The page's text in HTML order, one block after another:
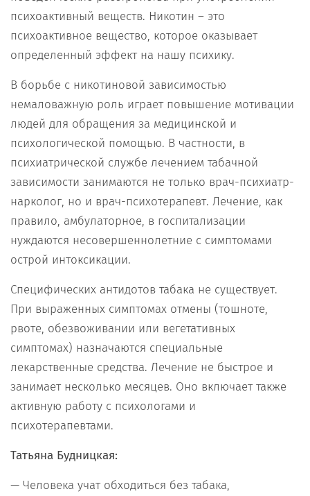
психоактивный веществ. Никотин – это
психоактивное вещество, которое оказывает
определенный эффект на нашу психику.
В борьбе с никотиновой зависимостью
немаловажную роль играет повышение мотивации
людей для обращения за медицинской и
психологической помощью. В частности, в
психиатрической службе лечением табачной
зависимости занимаются не только врач-психиатр-
нарколог, но и врач-психотерапевт. Лечение, как
правило, амбулаторное, в госпитализации
нуждаются несовершеннолетние с симптомами
острой интоксикации.
Специфических антидотов табака не существует.
При выраженных симптомах отмены (тошноте,
рвоте, обезвоживании или вегетативных
симптомах) назначаются специальные
лекарственные средства. Лечение не быстрое и
занимает несколько месяцев. Оно включает также
активную работу с психологами и
психотерапевтами.
Татьяна Будницкая:
— Человека учат обходиться без табака,